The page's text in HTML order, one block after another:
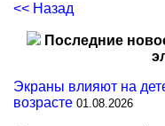
<< Назад
Последние
Экраны влияют на
возрасте 01.08.2026